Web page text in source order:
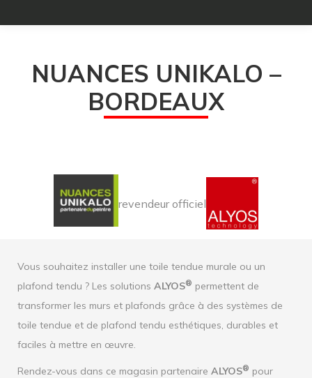
NUANCES UNIKALO –
BORDEAUX
revendeur officiel
Vous souhaitez installer une toile tendue murale ou un
plafond tendu ? Les solutions ALYOS® permettent de
transformer les murs et plafonds grâce à des systèmes de
toile tendue et de plafond tendu esthétiques, durables et
faciles à mettre en œuvre.
Rendez-vous dans ce magasin partenaire ALYOS® pour